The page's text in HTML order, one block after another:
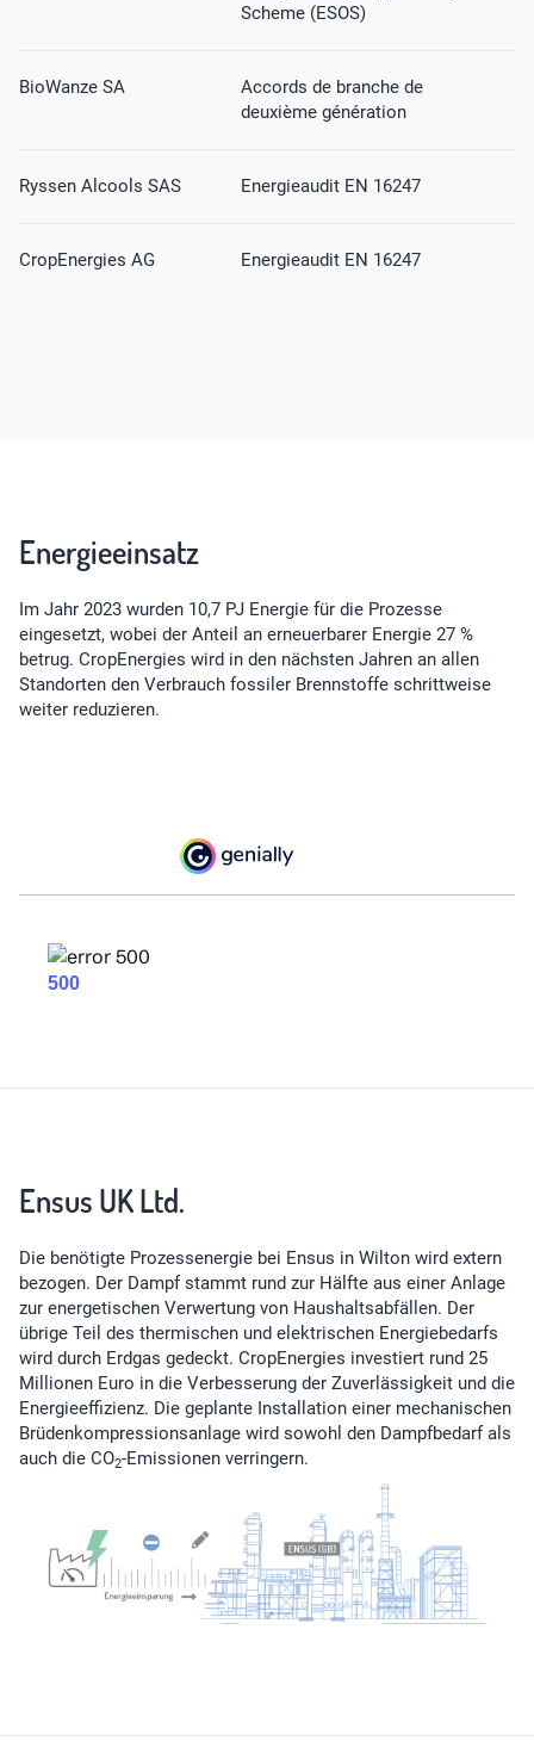
Scheme (ESOS)
BioWanze SA
Accords de branche de
deuxième génération
Ryssen Alcools SAS Energieaudit EN 16247
CropEnergies AG Energieaudit EN 16247
Energieeinsatz
Im Jahr 2023 wurden 10,7 PJ Energie für die Prozesse
eingesetzt, wobei der Anteil an erneuerbarer Energie 27 %
betrug. CropEnergies wird in den nächsten Jahren an allen
Standorten den Verbrauch fossiler Brennstoffe schrittweise
weiter reduzieren.
Ensus UK Ltd.
Die benötigte Prozessenergie bei Ensus in Wilton wird extern
bezogen. Der Dampf stammt rund zur Hälfte aus einer Anlage
zur energetischen Verwertung von Haushaltsabfällen. Der
übrige Teil des thermischen und elektrischen Energiebedarfs
wird durch Erdgas gedeckt. CropEnergies investiert rund 25
Millionen Euro in die Verbesserung der Zuverlässigkeit und die
Energieeffizienz. Die geplante Installation einer mechanischen
Brüdenkompressionsanlage wird sowohl den Dampfbedarf als
auch die CO2-Emissionen verringern.